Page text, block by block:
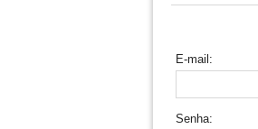
E-mail
Senha